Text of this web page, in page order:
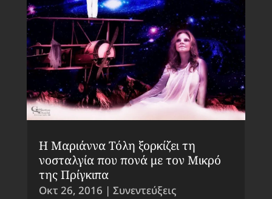
Η Μαριάννα Τόλη ξορκίζει τη
νοσταλγία που πονά με τον Μικρό
της Πρίγκιπα
Οκτ 26, 2016 | Συνεντεύξεις